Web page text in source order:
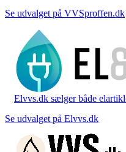
Se udvalget på VVSproffen.dk
Elvvs.dk sælger både
Se udvalget på Elvvs.dk